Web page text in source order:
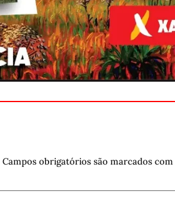
Campos obrigatórios são marcados com